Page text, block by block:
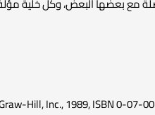
Hill, Inc., 1989, ISBN 0-07-